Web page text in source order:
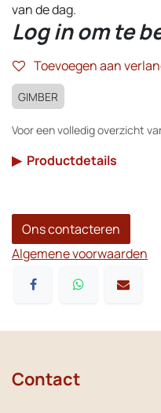
van de dag.
Log in om te
Toevoegen aan
GIMBER
Voor een volledig overzicht
▶ Productdetails
Ons contacteren
Algemene voorwaarden
Contact